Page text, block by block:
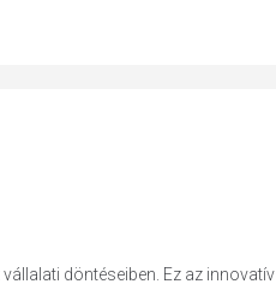
döntéseiben. Ez az innovatív